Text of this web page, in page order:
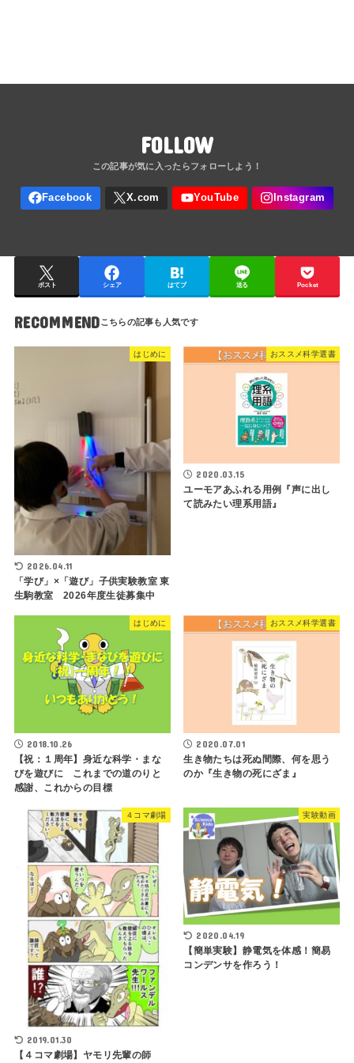
FOLLOW
ポスト シェア はてブ 送る Pocket
RECOMMEND
はじめに
2026.04.11
「学び」×「遊び」子供実験教室 東
生駒教室 2026年度生徒募集中
おススメ科学選書
2020.03.15
ユーモアあふれる用例『声に出し
て読みたい理系用語』
はじめに
2018.10.26
【祝：１周年】身近な科学・まな
びを遊びに これまでの道のりと
感謝、これからの目標
おススメ科学選書
2020.07.01
生き物たちは死ぬ間際、何を思う
のか『生き物の死にざま』
４コマ劇場
2019.01.30
【４コマ劇場】ヤモリ先輩の師
実験動画
2020.04.19
【簡単実験】静電気を体感！簡易
コンデンサを作ろう！